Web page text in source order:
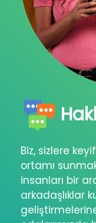
Biz, sizlere
ortamı
insanları bir
arkadaşlıklar